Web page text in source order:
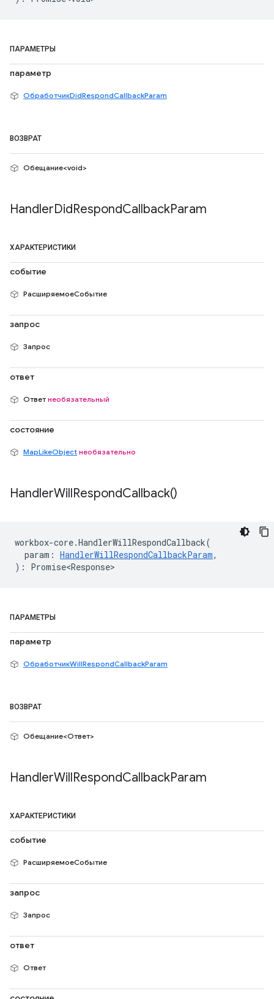
ПАРАМЕТРЫ
параметр
ОбработчикDidRespondCallbackParam
ВОЗВРАТ
Обещание<void>
HandlerDidRespondCallbackParam
ХАРАКТЕРИСТИКИ
событие
РасширяемоеСобытие
запрос
Запрос
ответ
Ответ необязательный
состояние
MapLikeObject необязательно
HandlerWillRespondCallback()
workbox-core.HandlerWillRespondCallback(
param : HandlerWillRespondCallbackParam,
) : Promise<Response>
ПАРАМЕТРЫ
параметр
ОбработчикWillRespondCallbackParam
ВОЗВРАТ
Обещание<Ответ>
HandlerWillRespondCallbackParam
ХАРАКТЕРИСТИКИ
событие
РасширяемоеСобытие
запрос
Запрос
ответ
Ответ